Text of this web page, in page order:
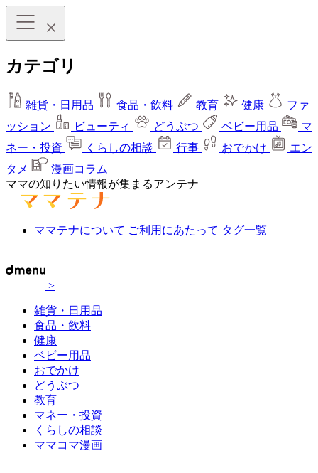
カテゴリ
雑貨・日用品 食品・飲料 教育 健康
ファ
ッション
ビューティ どうぶつ ベビー用品
マ
ネー・投資
くらしの相談 行事 おでかけ
エン
タメ
漫画コラム
ママの知りたい情報が集まるアンテナ
ママテナについて ご利用にあたって タグ一覧
>
雑貨・日用品
食品・飲料
健康
ベビー用品
おでかけ
どうぶつ
教育
マネー・投資
くらしの相談
ママコマ漫画